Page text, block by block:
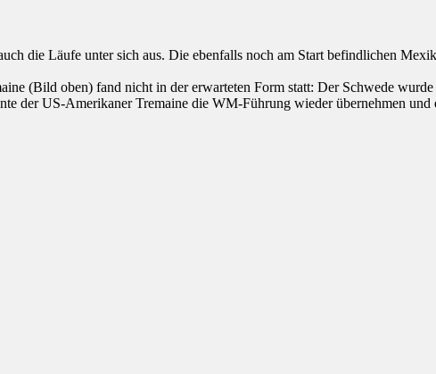
die Läufe unter sich aus. Die ebenfalls noch am Start befindlichen
(Bild oben) fand nicht in der erwarteten Form statt: Der Schwede
der US-Amerikaner Tremaine die WM-Führung wieder übernehmen